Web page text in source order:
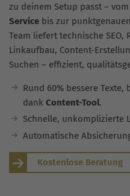
zu deinem Setup passt –
Service bis zur
Team liefert technische SEO,
Linkaufbau, Content-
Suchen – effizient,
Rund 60% bessere
dank Content-Tool.
Schnelle, unkomplizierte
Automatische
Kostenlose Beratung